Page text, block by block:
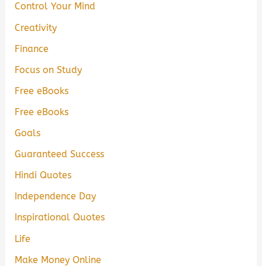
Control Your Mind
Creativity
Finance
Focus on Study
Free eBooks
Free eBooks
Goals
Guaranteed Success
Hindi Quotes
Independence Day
Inspirational Quotes
Life
Make Money Online